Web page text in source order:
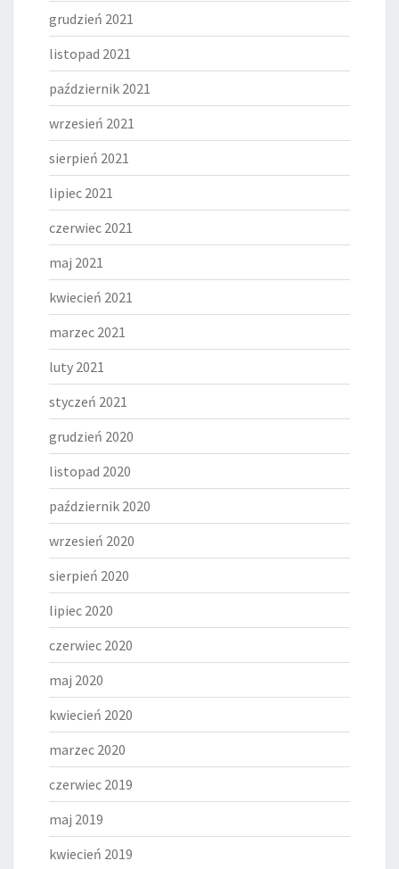
grudzień 2021
listopad 2021
październik 2021
wrzesień 2021
sierpień 2021
lipiec 2021
czerwiec 2021
maj 2021
kwiecień 2021
marzec 2021
luty 2021
styczeń 2021
grudzień 2020
listopad 2020
październik 2020
wrzesień 2020
sierpień 2020
lipiec 2020
czerwiec 2020
maj 2020
kwiecień 2020
marzec 2020
czerwiec 2019
maj 2019
kwiecień 2019